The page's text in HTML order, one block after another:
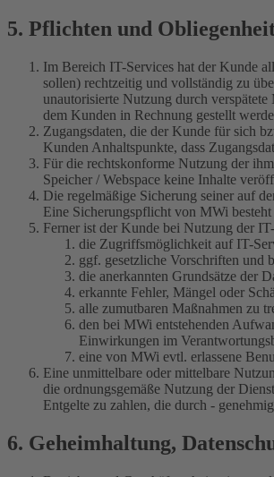
5. Pflichten und
Im Bereich IT-Services hat der Kunde
sollen) rechtzeitig und vollständig zu
unautorisierte Nutzung durch
dem Kunden in Rechnung gestellt
Zugangsdaten, die der Kunde für sich
Kunden Anhaltspunkte, dass
Für die rechtskonforme Nutzung der
Speicher / Webspace keine Inhalte
Die regelmäßige Sicherung seiner auf
Eine Sicherungspflicht von MWi
Ferner ist der Kunde bei Nutzung der
die Zugriffsmöglichkeit auf IT-
ggf. gesetzliche Vorschriften und
die anerkannten Grundsätze der
erkannte Fehler, Mängel oder
alle zumutbaren Maßnahmen zu
den bei MWi entstehenden
Einwirkungen im
eine von MWi evtl. erlassene
Eine unmittelbare oder mittelbare
die ordnungsgemäße Nutzung der
Entgelte zu zahlen, die durch -
6. Geheimhaltung,